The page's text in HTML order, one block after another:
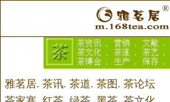
雅茗居. 茶讯. 茶道. 茶图 . 茶论坛